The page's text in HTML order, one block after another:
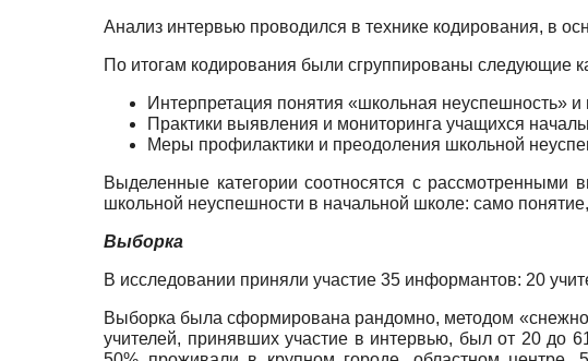
Анализ интервью проводился в технике кодирования, в
По итогам кодирования были сгруппированы следующие
Интерпретация понятия «школьная неуспешность»
Практики выявления и мониторинга учащихся
Меры профилактики и преодоления школьной
Выделенные категории соотносятся с
школьной неуспешности в начальной школе: само
Выборка
В исследовании приняли участие 35 информантов: 20
Выборка была сформирована рандомно, методом
учителей, принявших участие в интервью, был от 20 до